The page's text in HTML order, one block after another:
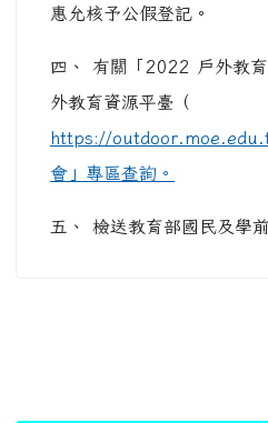
惠允核予公假登記。
四、 有關「2022 戶外教
外教育資源平臺（
https://
會」專區查詢。
五、 檢送教育部國民及學